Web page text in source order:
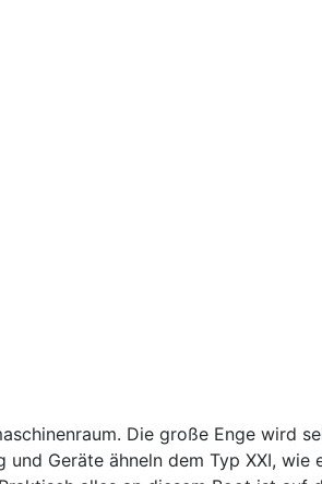
Die große Enge wird
Geräte ähneln dem Typ XXI, wie